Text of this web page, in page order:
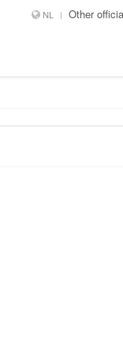
NL Other